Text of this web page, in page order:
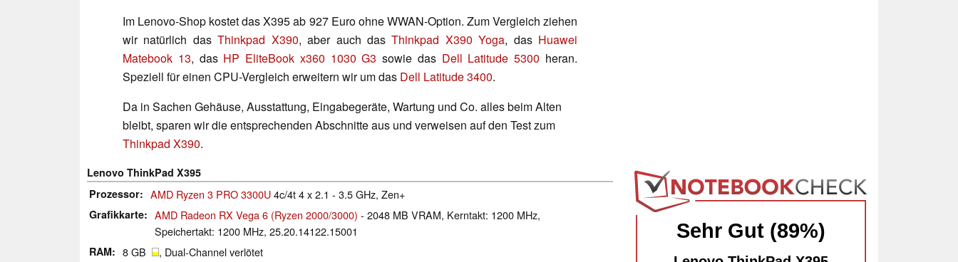
Im Lenovo-Shop kostet das X395 ab 927 Euro ohne WWAN-Option. Zum Vergleich ziehen
wir natürlich dasThinkpad X390, aber auch dasThinkpad X390 Yoga, das Huawei
Matebook 13, das HP EliteBook x360 1030 G3 sowie das Dell Latitude 5300 heran.
Speziell für einen CPU-Vergleich erweitern wir um das Dell Latitude 3400.
Da in Sachen Gehäuse, Ausstattung, Eingabegeräte, Wartung und Co. alles beim Alten
bleibt, sparen wir die entsprechenden Abschnitte aus und verweisen auf den Test zum
Thinkpad X390.
Sehr Gut (89%)
Lenovo ThinkPad X395
Prozessor
AMD Ryzen 3 PRO 3300U4c/4t 4 x 2.1 - 3.5 GHz, Zen+
Grafikkarte AMD Radeon RX Vega 6 (Ryzen 2000/3000) - 2048 MB VRAM, Kerntakt: 1200 MHz,
Speichertakt: 1200 MHz, 25.20.14122.15001
RAM 8 GB , Dual-Channel verlötet